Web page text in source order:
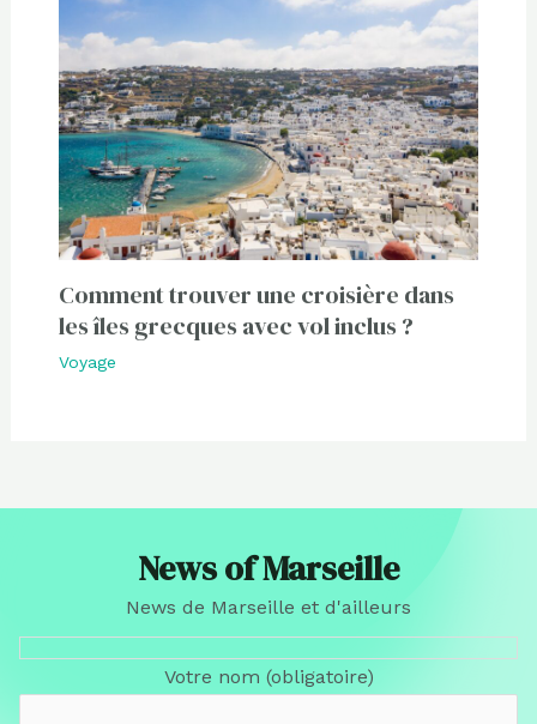
Comment trouver une croisière dans
les îles grecques avec vol inclus ?
Voyage
News of Marseille
News de Marseille et d'ailleurs
Votre nom (obligatoire)